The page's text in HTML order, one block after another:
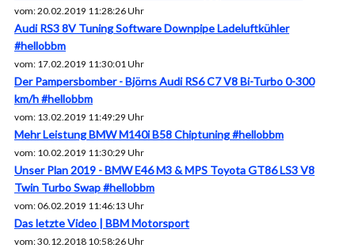
vom: 20.02.2019 11:28:26 Uhr
Audi RS3 8V Tuning Software Downpipe Ladeluftkühler
#hellobbm
vom: 17.02.2019 11:30:01 Uhr
Der Pampersbomber - Björns Audi RS6 C7 V8 Bi-Turbo 0-300
km/h #hellobbm
vom: 13.02.2019 11:49:29 Uhr
Mehr Leistung BMW M140i B58 Chiptuning #hellobbm
vom: 10.02.2019 11:30:29 Uhr
Unser Plan 2019 - BMW E46 M3 & MPS Toyota GT86 LS3 V8
Twin Turbo Swap #hellobbm
vom: 06.02.2019 11:46:13 Uhr
Das letzte Video | BBM Motorsport
vom: 30.12.2018 10:58:26 Uhr